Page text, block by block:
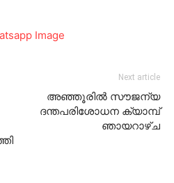
Next article
അഞ്ഞൂരില്‍ സൗജന്യ
ദന്തപരിശോധന ക്യാമ്പ്
ഞായറാഴ്ച